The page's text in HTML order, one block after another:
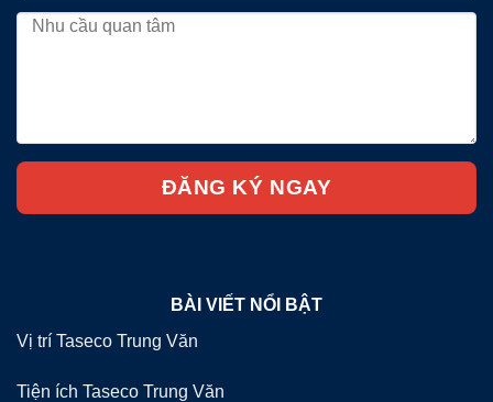
BÀI VIẾT NỔI BẬT
Vị trí Taseco Trung Văn
Tiện ích Taseco Trung Văn